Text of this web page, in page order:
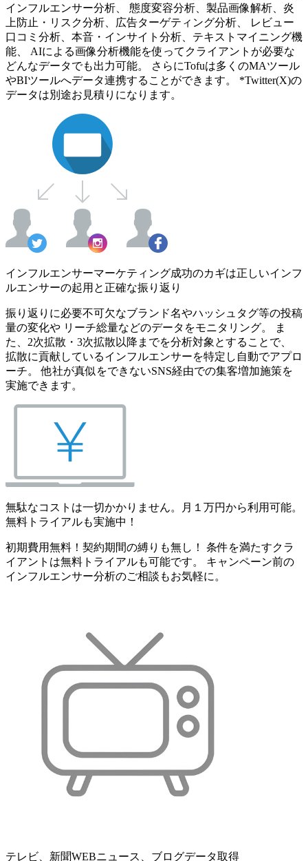
インフルエンサー分析、 態度変容分析、製品画像解析、炎
上防止・リスク分析、広告ターゲティング分析、 レビュー
口コミ分析、本音・インサイト分析、テキストマイニング機
能、 AIによる画像分析機能を使ってクライアントが必要な
どんなデータでも出力可能。 さらにTofuは多くのMAツール
やBIツールへデータ連携することができます。 *Twitter(X)の
データは別途お見積りになります。
インフルエンサーマーケティング成功のカギは正しいインフ
ルエンサーの起用と正確な振り返り
振り返りに必要不可欠なブランド名やハッシュタグ等の投稿
量の変化や リーチ総量などのデータをモニタリング。 ま
た、2次拡散・3次拡散以降までを分析対象とすることで、
拡散に貢献しているインフルエンサーを特定し自動でアプロ
ーチ。 他社が真似をできないSNS経由での集客増加施策を
実施できます。
無駄なコストは一切かかりません。月１万円から利用可能。
無料トライアルも実施中！
初期費用無料！契約期間の縛りも無し！ 条件を満たすクラ
イアントは無料トライアルも可能です。 キャンペーン前の
インフルエンサー分析のご相談もお気軽に。
テレビ、新聞WEBニュース、ブログデータ取得